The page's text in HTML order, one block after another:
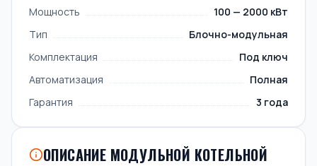
Мощность
100 — 2000 кВт
Тип
Блочно-модульная
Комплектация
Под ключ
Автоматизация
Полная
Гарантия
3 года
ОПИСАНИЕ МОДУЛЬНОЙ КОТЕЛЬНОЙ